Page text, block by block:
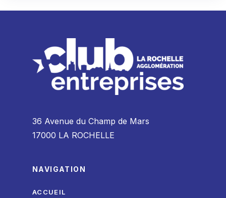
36 Avenue du Champ de Mars
17000 LA ROCHELLE
NAVIGATION
ACCUEIL